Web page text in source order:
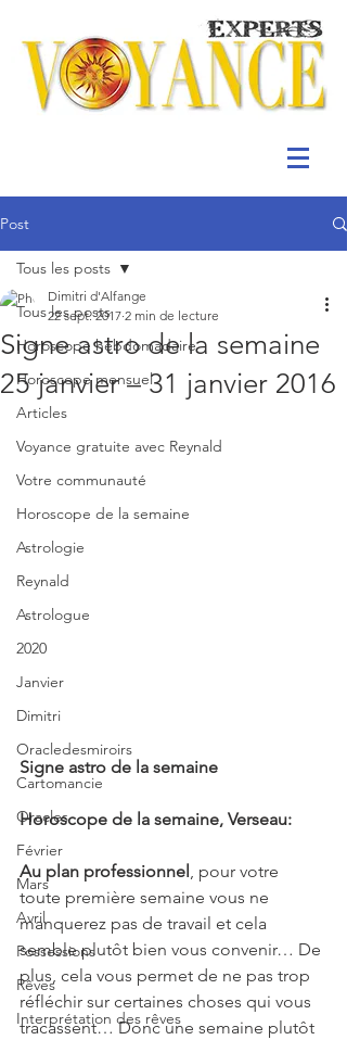
Post
Tous les posts
Horoscope hebdomadaire
Horoscope mensuel
Articles
Voyance gratuite avec Reynald
Votre communauté
Horoscope de la semaine
Astrologie
Reynald
Astrologue
2020
Janvier
Dimitri
Oracledesmiroirs
Cartomancie
Oracles
Février
Mars
Avril
Possessions
Rêves
Interprétation des rêves
Tous les posts
Signe astro de la semaine
25 janvier – 31 janvier 2016
Dimitri d'Alfange
22 sept. 2017 2 min de lecture
Signe astro de la semaine
Horoscope de la semaine, Verseau:
Au plan professionnel , pour votre
toute première semaine vous ne
manquerez pas de travail et cela
semble plutôt bien vous convenir… De
plus, cela vous permet de ne pas trop
réfléchir sur certaines choses qui vous
tracassent… Donc une semaine plutôt